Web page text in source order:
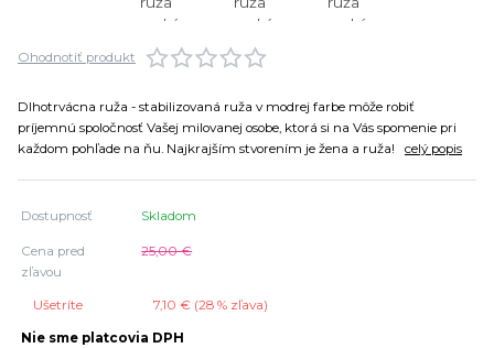
Ohodnotiť produkt
Dlhotrvácna ruža - stabilizovaná ruža v modrej farbe môže robiť
príjemnú spoločnosť Vašej milovanej osobe, ktorá si na Vás spomenie pri
každom pohľade na ňu. Najkrajším stvorením je žena a ruža! celý popis
Dostupnosť Skladom
Cena pred
zľavou
25,00 €
Ušetríte 7,10 € (28% zľava)
Nie sme platcovia DPH